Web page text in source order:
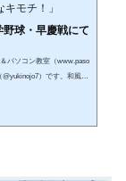
モチ！」
球・早慶戦にて
パソコン教室（www.paso
）です。和風な